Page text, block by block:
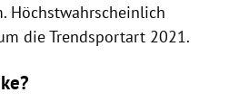
Höchstwahrscheinlich
die Trendsportart 2021.